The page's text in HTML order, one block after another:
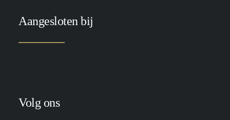
Aangesloten bij
Volg ons